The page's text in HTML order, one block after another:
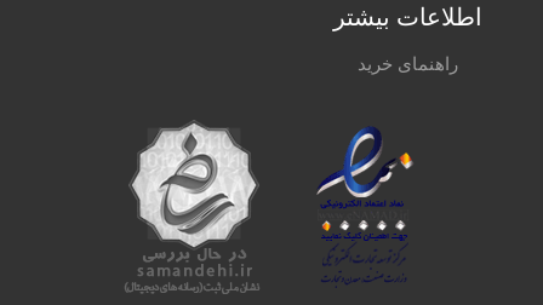
اطلاعات بیشتر
راهنمای خرید